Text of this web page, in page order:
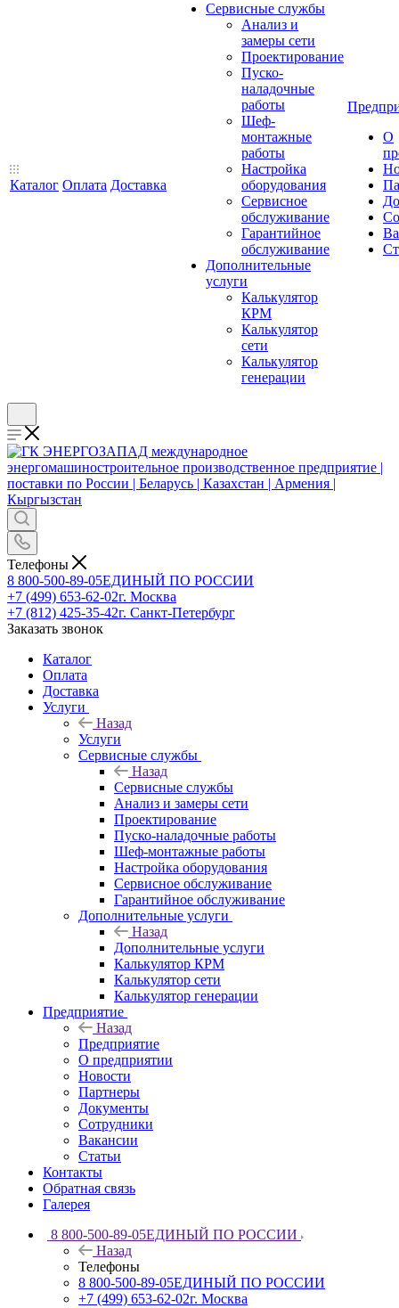
Каталог Оплата Доставка
Сервисные службы
Анализ и
замеры сети
Проектирование
Пуско-
наладочные
работы
Шеф-
монтажные
работы
Настройка
оборудования
Сервисное
обслуживание
Гарантийное
обслуживание
Дополнительные
услуги
Калькулятор
КРМ
Калькулятор
сети
Калькулятор
генерации
О
Телефоны
8 800-500-89-05ЕДИНЫЙ ПО РОССИИ
+7 (499) 653-62-02г. Москва
+7 (812) 425-35-42г. Санкт-Петербург
Заказать звонок
Каталог
Оплата
Доставка
Услуги
Назад
Услуги
Сервисные службы
Назад
Сервисные службы
Анализ и замеры сети
Проектирование
Пуско-наладочные работы
Шеф-монтажные работы
Настройка оборудования
Сервисное обслуживание
Гарантийное обслуживание
Дополнительные услуги
Назад
Дополнительные услуги
Калькулятор КРМ
Калькулятор сети
Калькулятор генерации
Предприятие
Назад
Предприятие
О предприятии
Новости
Партнеры
Документы
Сотрудники
Вакансии
Статьи
Контакты
Обратная связь
Галерея
8 800-500-89-05ЕДИНЫЙ ПО РОССИИ
Назад
Телефоны
8 800-500-89-05ЕДИНЫЙ ПО РОССИИ
+7 (499) 653-62-02г. Москва